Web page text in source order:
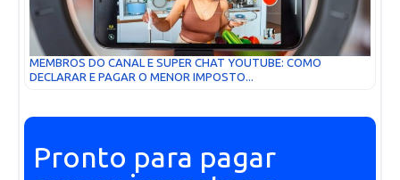
MEMBROS DO CANAL E SUPER CHAT YOUTUBE: COMO
DECLARAR E PAGAR O MENOR IMPOSTO...
Pronto para pagar